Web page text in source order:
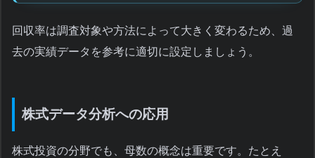
回収率は調査対象や方法によって大きく変わるため、過
去の実績データを参考に適切に設定しましょう。
株式データ分析への応用
株式投資の分野でも、母数の概念は重要です。たとえ